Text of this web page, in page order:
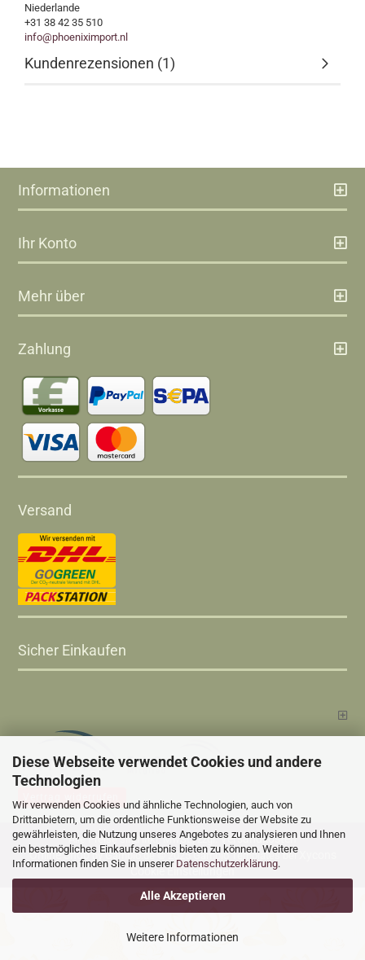
Diese Webseite verwendet Cookies und andere
Technologien
Wir verwenden Cookies und ähnliche Technologien, auch von
Drittanbietern, um die ordentliche Funktionsweise der Website zu
gewährleisten, die Nutzung unseres Angebotes zu analysieren und Ihnen
ein bestmögliches Einkaufserlebnis bieten zu können. Weitere
Informationen finden Sie in unserer Datenschutzerklärung.
Alle Akzeptieren
Weitere Informationen
Niederlande
+31 38 42 35 510
info@phoeniximport.nl
Kundenrezensionen (1)
Informationen
Ihr Konto
Mehr über
Zahlung
Versand
Sicher Einkaufen
Alle Preise sind inkl. MwSt., zzgl.Versandkosten
Online Shopby Gambio.de © 2025 Gambio Templates bei
Cookie Einstellungen